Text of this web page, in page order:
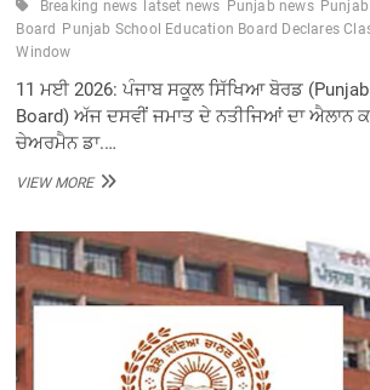
Breaking news latset news Punjab news
Board
Punjab School Education Board Declares
Window
11 ਮਈ 2026: ਪੰਜਾਬ ਸਕੂਲ ਸਿੱਖਿਆ ਬੋਰਡ
Board) ਅੱਜ ਦਸਵੀਂ ਜਮਾਤ ਦੇ ਨਤੀਜਿਆਂ ਦਾ ਐਲਾਨ
ਚੇਅਰਮੈਨ ਡਾ.…
VIEW MOREਪੰਜਾਬ
ਬੋਰਡ
ਦਸਵੀਂ
ਦੇ
ਨਤੀਜਿਆਂ